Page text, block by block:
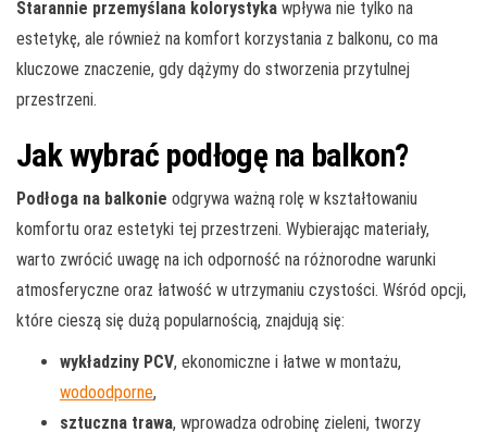
Starannie przemyślana kolorystyka wpływa nie tylko na
estetykę, ale również na komfort korzystania z balkonu, co ma
kluczowe znaczenie, gdy dążymy do stworzenia przytulnej
przestrzeni.
Jak wybrać podłogę na balkon?
Podłoga na balkonie odgrywa ważną rolę w kształtowaniu
komfortu oraz estetyki tej przestrzeni. Wybierając materiały,
warto zwrócić uwagę na ich odporność na różnorodne warunki
atmosferyczne oraz łatwość w utrzymaniu czystości. Wśród opcji,
które cieszą się dużą popularnością, znajdują się:
wykładziny PCV, ekonomiczne i łatwe w montażu,
wodoodporne,
sztuczna trawa, wprowadza odrobinę zieleni, tworzy